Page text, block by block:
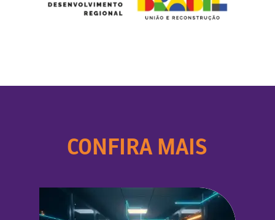
CONFIRA MAIS